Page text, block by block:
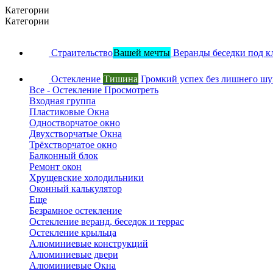
Категории
Категории
СтраительствоВашей мечты Веранды беседки под
Остекление Тишина Громкий успех без лишнего
Все - Остекление Просмотреть
Входная группа
Пластиковые Окна
Одностворчатое окно
Двухстворчатые Окна
Трёхстворчатое окно
Балконный блок
Ремонт окон
Хрущевские холодильники
Оконный калькулятор
Еще
Безрамное остекление
Остекление веранд, беседок и террас
Остекление крыльца
Алюминиевые конструкций
Алюминиевые двери
Алюминиевые Окна